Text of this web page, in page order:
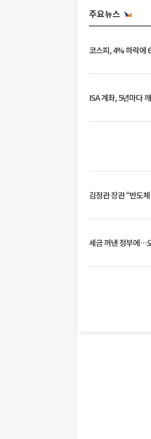
주요뉴스
코스피, 4% 하락에
ISA 계좌, 5년마다
김정관 장관 “반도
세금 꺼낸 정부에…